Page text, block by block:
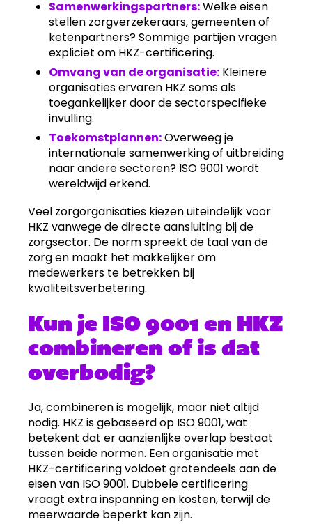
Samenwerkingspartners:Welke eisen
stellen zorgverzekeraars, gemeenten of
ketenpartners? Sommige partijen vragen
expliciet om HKZ-certificering.
Omvang van de organisatie: Kleinere
organisaties ervaren HKZ soms als
toegankelijker door de sectorspecifieke
invulling.
Toekomstplannen:Overweeg je
internationale samenwerking of uitbreiding
naar andere sectoren? ISO 9001 wordt
wereldwijd erkend.
Veel zorgorganisaties kiezen uiteindelijk voor
HKZ vanwege de directe aansluiting bij de
zorgsector. De norm spreekt de taal van de
zorg en maakt het makkelijker om
medewerkers te betrekken bij
kwaliteitsverbetering.
Kun je ISO 9001 en HKZ
combineren of is dat
overbodig?
Ja, combineren is mogelijk, maar niet altijd
nodig. HKZ is gebaseerd op ISO 9001, wat
betekent dat er aanzienlijke overlap bestaat
tussen beide normen. Een organisatie met
HKZ-certificering voldoet grotendeels aan de
eisen van ISO 9001. Dubbele certificering
vraagt extra inspanning en kosten, terwijl de
meerwaarde beperkt kan zijn.